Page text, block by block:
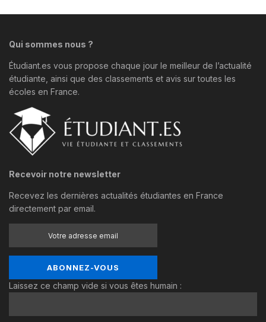
Qui sommes nous ?
Étudiant.es vous propose chaque jour le meilleur de l’actualité
étudiante, ainsi que des classements et avis sur toutes les
écoles en France.
Recevoir notre newsletter
Recevez les dernières actualités étudiantes en France
directement par email.
Laissez ce champ vide si vous êtes humain :